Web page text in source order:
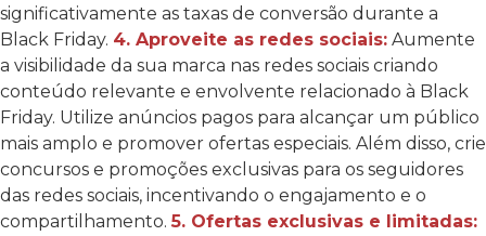
significativamente as taxas de conversão durante a
Black Friday. 4. Aproveite as redes sociais: Aumente
a visibilidade da sua marca nas redes sociais criando
conteúdo relevante e envolvente relacionado à Black
Friday. Utilize anúncios pagos para alcançar um público
mais amplo e promover ofertas especiais. Além disso, crie
concursos e promoções exclusivas para os seguidores
das redes sociais, incentivando o engajamento e o
compartilhamento. 5. Ofertas exclusivas e limitadas: